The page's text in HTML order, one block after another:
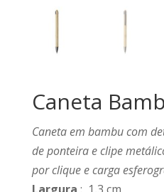
Caneta
Caneta em bambu com
de ponteira e clipe
por clique e carga